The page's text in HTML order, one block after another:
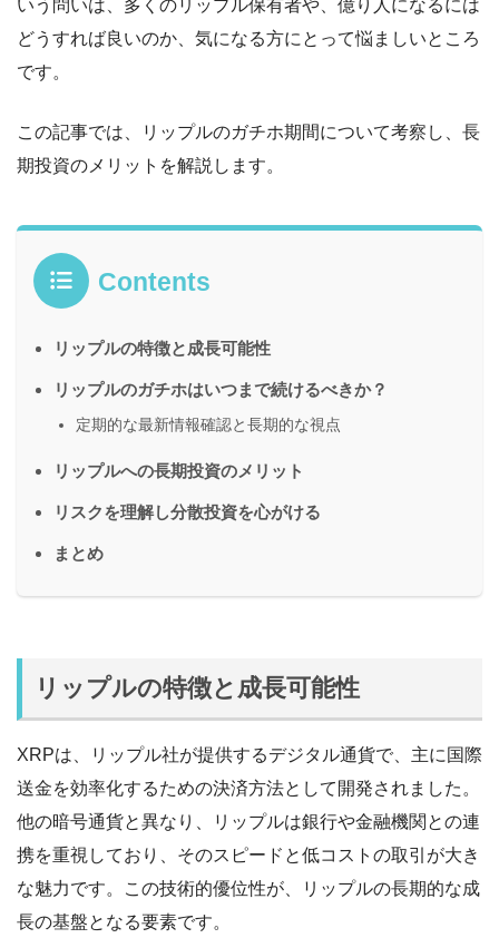
いう問いは、多くのリップル保有者や、億り人になるには
どうすれば良いのか、気になる方にとって悩ましいところ
です。
この記事では、リップルのガチホ期間について考察し、長
期投資のメリットを解説します。
Contents
リップルの特徴と成長可能性
リップルのガチホはいつまで続けるべきか？
定期的な最新情報確認と長期的な視点
リップルへの長期投資のメリット
リスクを理解し分散投資を心がける
まとめ
リップルの特徴と成長可能性
XRPは、リップル社が提供するデジタル通貨で、主に国際
送金を効率化するための決済方法として開発されました。
他の暗号通貨と異なり、リップルは銀行や金融機関との連
携を重視しており、そのスピードと低コストの取引が大き
な魅力です。この技術的優位性が、リップルの長期的な成
長の基盤となる要素です。